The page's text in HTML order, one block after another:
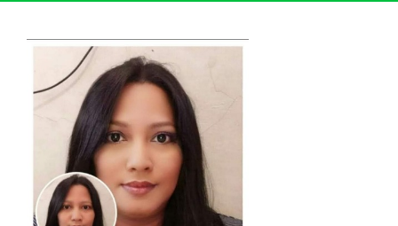
Token PLN murah
Pulsa Reguler
Bonus Mingguan
Bonus Transaksi
Deposit
Transaksi